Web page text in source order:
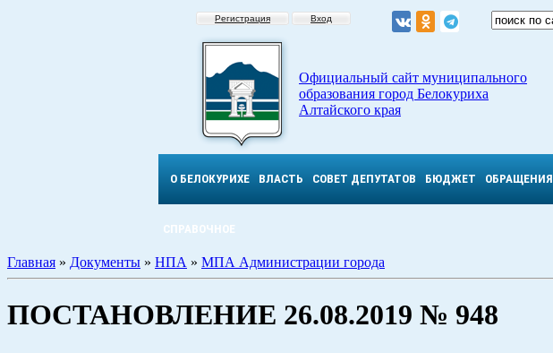
Регистрация Вход
Официальный сайт муниципального
образования город Белокуриха
Алтайского края
О БЕЛОКУРИХЕ ВЛАСТЬ СОВЕТ ДЕПУТАТОВ БЮДЖЕТ ОБРАЩЕНИЯ
СПРАВОЧНОЕ
Главная » Документы » НПА » МПА Администрации города
ПОСТАНОВЛЕНИЕ 26.08.2019 № 948